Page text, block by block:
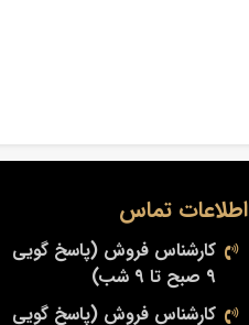
اطلاعات تماس
کارشناس فروش (پاسخ گویی
9 صبح تا 9 شب)
کارشناس فروش (پاسخ گویی